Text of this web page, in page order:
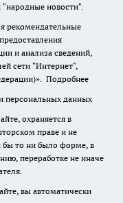
"народные новости".
рекомендательные
и анализа сведений,
сети "Интернет",
Подробнее
персональных данных
охраняется в
праве и не
бы то ни было форме, в
переработке не иначе
вы автоматически